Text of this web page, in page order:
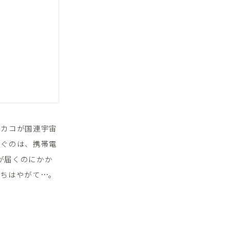
コが国連宇宙
のは、携帯電
届くのにかか
はやがて…。